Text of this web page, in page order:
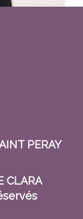
PERAY
CLARA